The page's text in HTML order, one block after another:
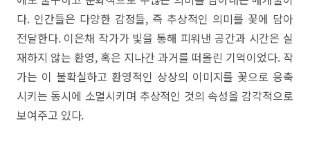
다. 인간들은 다양한 감정들, 즉 추상적인 의미를 꽃에 담아
전달한다. 이은채 작가가 빛을 통해 피워낸 공간과 시간은 실
재하지 않는 환영, 혹은 지나간 과거를 떠올린 기억이었다. 작
가는 이 불확실하고 환영적인 상상의 이미지를 꽃으로 응축
시키는 동시에 소멸시키며 추상적인 것의 속성을 감각적으로
보여주고 있다.